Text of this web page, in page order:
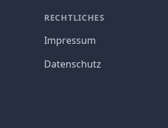
RECHTLICHES
Impressum
Datenschutz